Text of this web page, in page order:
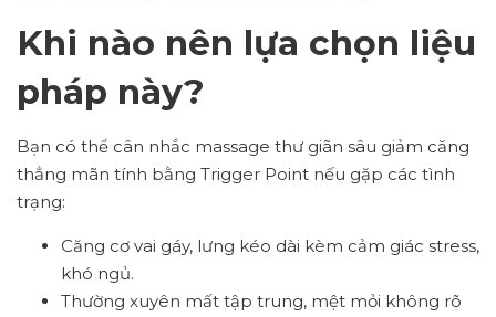
Khi nào nên lựa chọn liệu
pháp này?
Bạn có thể cân nhắc massage thư giãn sâu giảm căng
thẳng mãn tính bằng Trigger Point nếu gặp các tình
trạng:
Căng cơ vai gáy, lưng kéo dài kèm cảm giác stress,
khó ngủ.
Thường xuyên mất tập trung, mệt mỏi không rõ